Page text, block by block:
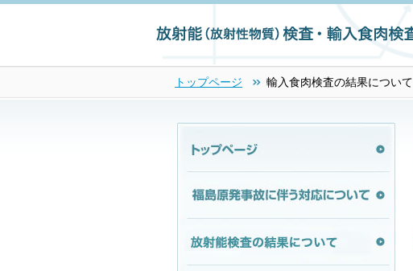
トップページ 輸入食肉検査の結果について